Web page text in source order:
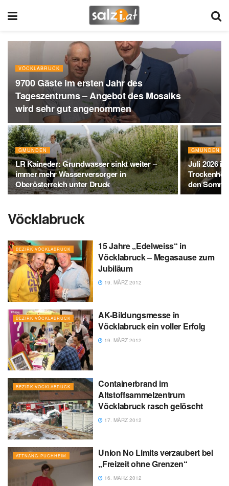
VÖCKLABRUCK
9700 Gäste im ersten Jahr des
Tageszentrums – Angebot des Mosaiks
wird sehr gut angenommen
GMUNDEN
LR Kaineder: Grundwasser sinkt weiter –
immer mehr Wasserversorger in
Oberösterreich unter Druck
GMUNDEN
Juli 2026
den
Vöcklabruck
BEZIRK VÖCKLABRUCK
15 Jahre „Edelweiss“ in
Vöcklabruck – Megasause zum
Jubiläum
19. MÄRZ 2012
BEZIRK VÖCKLABRUCK
AK-Bildungsmesse in
Vöcklabruck ein voller Erfolg
19. MÄRZ 2012
BEZIRK VÖCKLABRUCK
Containerbrand im
Altstoffsammelzentrum
Vöcklabruck rasch gelöscht
17. MÄRZ 2012
ATTNANG-PUCHHEIM
Union No Limits verzaubert bei
„Freizeit ohne Grenzen“
16. MÄRZ 2012